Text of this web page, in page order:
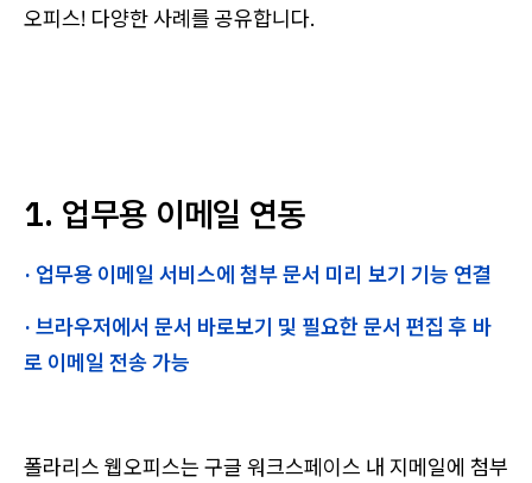
오피스! 다양한 사례를 공유합니다.
1. 업무용 이메일 연동
· 업무용 이메일 서비스에 첨부 문서 미리 보기 기능 연결
· 브라우저에서 문서 바로보기 및 필요한 문서 편집 후 바
로 이메일 전송 가능
폴라리스 웹오피스는 구글 워크스페이스 내 지메일에 첨부